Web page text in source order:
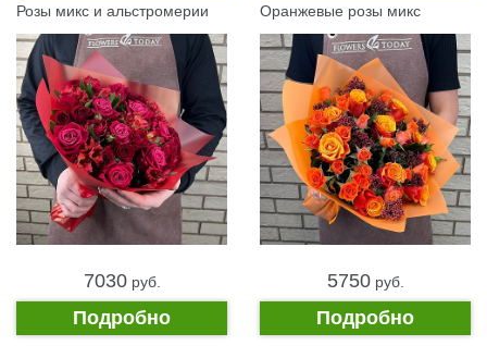
Розы микс и альстромерии
7030pуб.
Подробно
Оранжевые розы микс
5750pуб.
Подробно